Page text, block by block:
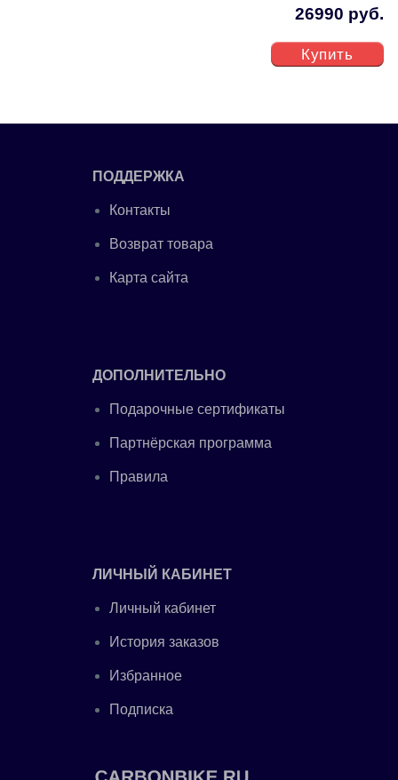
26990 руб.
Купить
ПОДДЕРЖКА
Контакты
Возврат товара
Карта сайта
ДОПОЛНИТЕЛЬНО
Подарочные сертификаты
Партнёрская программа
Правила
ЛИЧНЫЙ КАБИНЕТ
Личный кабинет
История заказов
Избранное
Подписка